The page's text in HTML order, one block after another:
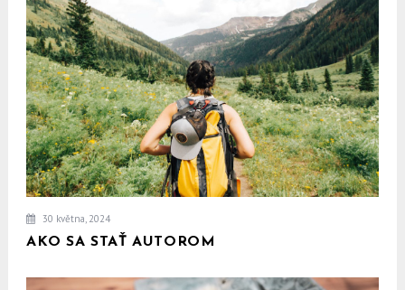
30 května, 2024
AKO SA STAŤ AUTOROM